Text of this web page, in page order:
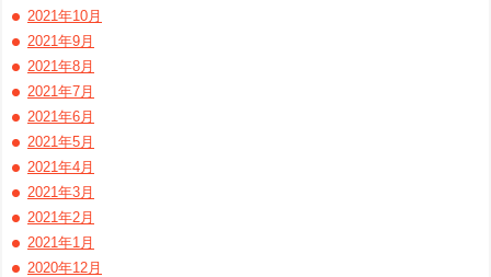
2021年10月
2021年9月
2021年8月
2021年7月
2021年6月
2021年5月
2021年4月
2021年3月
2021年2月
2021年1月
2020年12月